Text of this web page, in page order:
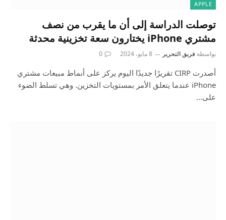
APPLE
توصلت الدراسة إلى أن ما يقرب من نصف
مشتري iPhone يختارون سعة تخزينية محدثة
بواسطة فريق التحرير 8 مايو، 2024 0
أصدرت CIRP تقريرًا جديدًا اليوم يركز على أنماط مبيعات مشتري
iPhone عندما يتعلق الأمر بمستويات التخزين. وهي تسلط الضوء
على…